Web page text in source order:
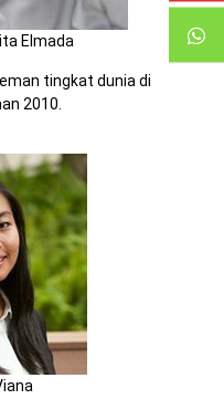
Elmada
tingkat dunia di
2010.